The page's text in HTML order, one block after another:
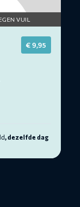
VUIL
€ 9,95
, dezelfde dag